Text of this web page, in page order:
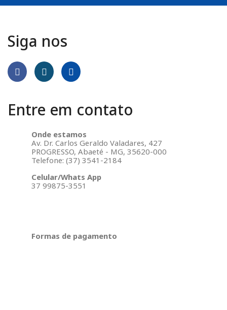
Siga nos
Entre em contato
Onde estamos
Av. Dr. Carlos Geraldo Valadares, 427
PROGRESSO, Abaeté - MG, 35620-000
Telefone: (37) 3541-2184
Celular/Whats App
37 99875-3551
Formas de pagamento